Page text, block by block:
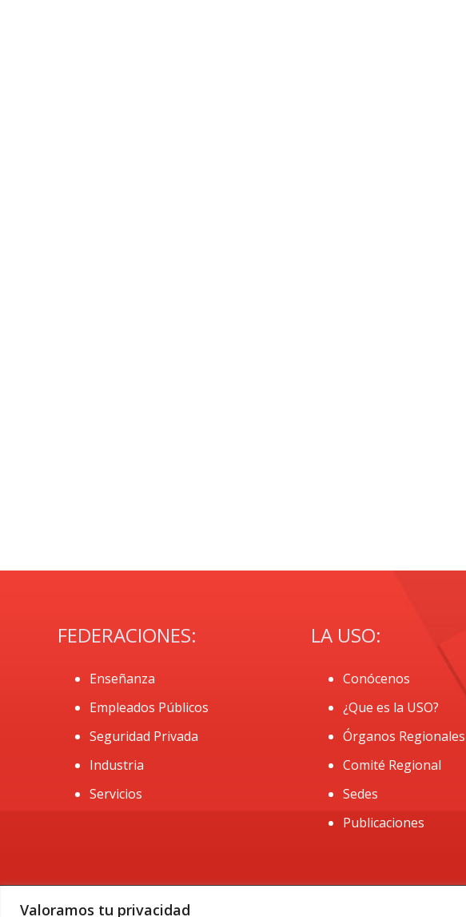
Valoramos tu privacidad
FEDERACIONES:
Enseñanza
Empleados Públicos
Seguridad Privada
Industria
Servicios
LA USO:
Conócenos
¿Que es la USO?
Órganos Regionales
Comité Regional
Sedes
Publicaciones